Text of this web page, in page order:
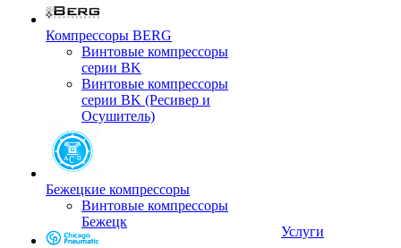
Компрессоры BERG
Винтовые компрессоры
серии BK
Винтовые компрессоры
серии BK (Ресивер и
Осушитель)
Бежецкие компрессоры
Винтовые компрессоры
Бежецк
Услуги